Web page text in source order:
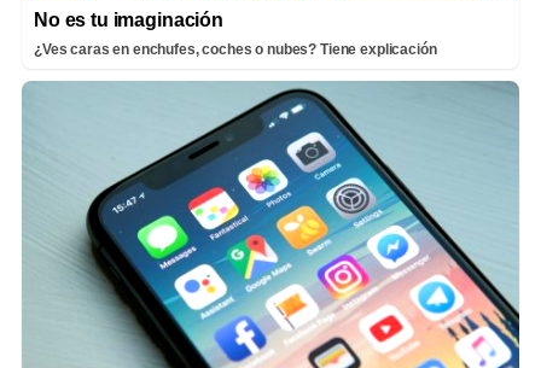
No es tu imaginación
¿Ves caras en enchufes, coches o nubes? Tiene explicación